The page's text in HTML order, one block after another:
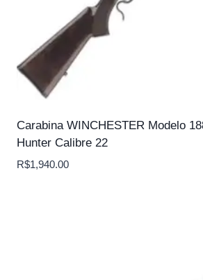
Carabina WINCHESTER Modelo
Hunter Calibre 22
R$1,940.00